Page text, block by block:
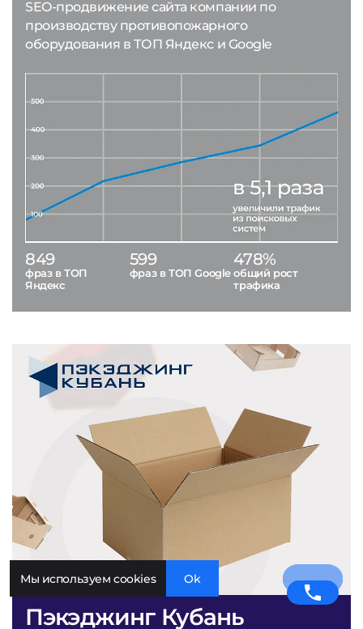
Пэкэджинг Кубань
SEO-продвижение сайта компании по
производству противопожарного
оборудования в ТОП Яндекс и Google
849
фраз в ТОП
Яндекс
599
фраз в ТОП Google
478%
общий рост
трафика
Мы используем cookies Ok